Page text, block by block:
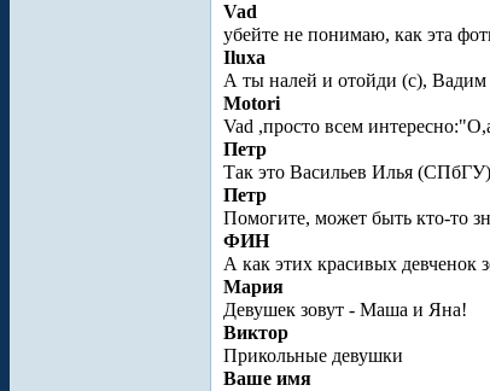
Vad
убейте не понимаю, как эта
Iluxa
А ты налей и отойди (с), Вадим
Motori
Vad ,просто всем
Петр
Так это Васильев Илья
Петр
Помогите, может быть кто-то
ФИН
А как этих красивых девченок
Мария
Девушек зовут - Маша и Яна!
Виктор
Прикольные девушки
Ваше имя